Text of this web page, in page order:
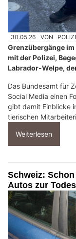
30.05.26 VON
Grenzübergänge
mit der Polizei,
Labrador-Welpe,
Das Bundesamt für
Social Media einen
gibt damit Einblicke
tierischen
Weiterlesen
Schweiz:
Autos zur